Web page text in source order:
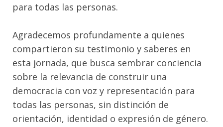
para todas las personas.
Agradecemos profundamente a quienes
compartieron su testimonio y saberes en
esta jornada, que busca sembrar conciencia
sobre la relevancia de construir una
democracia con voz y representación para
todas las personas, sin distinción de
orientación, identidad o expresión de género.